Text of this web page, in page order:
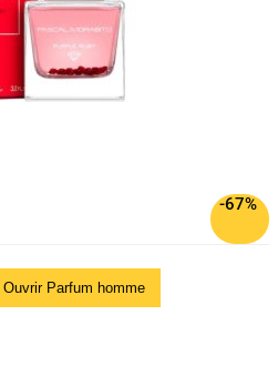
-67%
Ouvrir Parfum homme